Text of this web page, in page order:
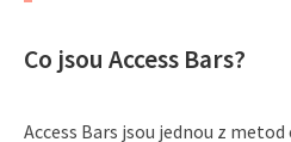
Co jsou Access Bars?
Access Bars jsou jednou z